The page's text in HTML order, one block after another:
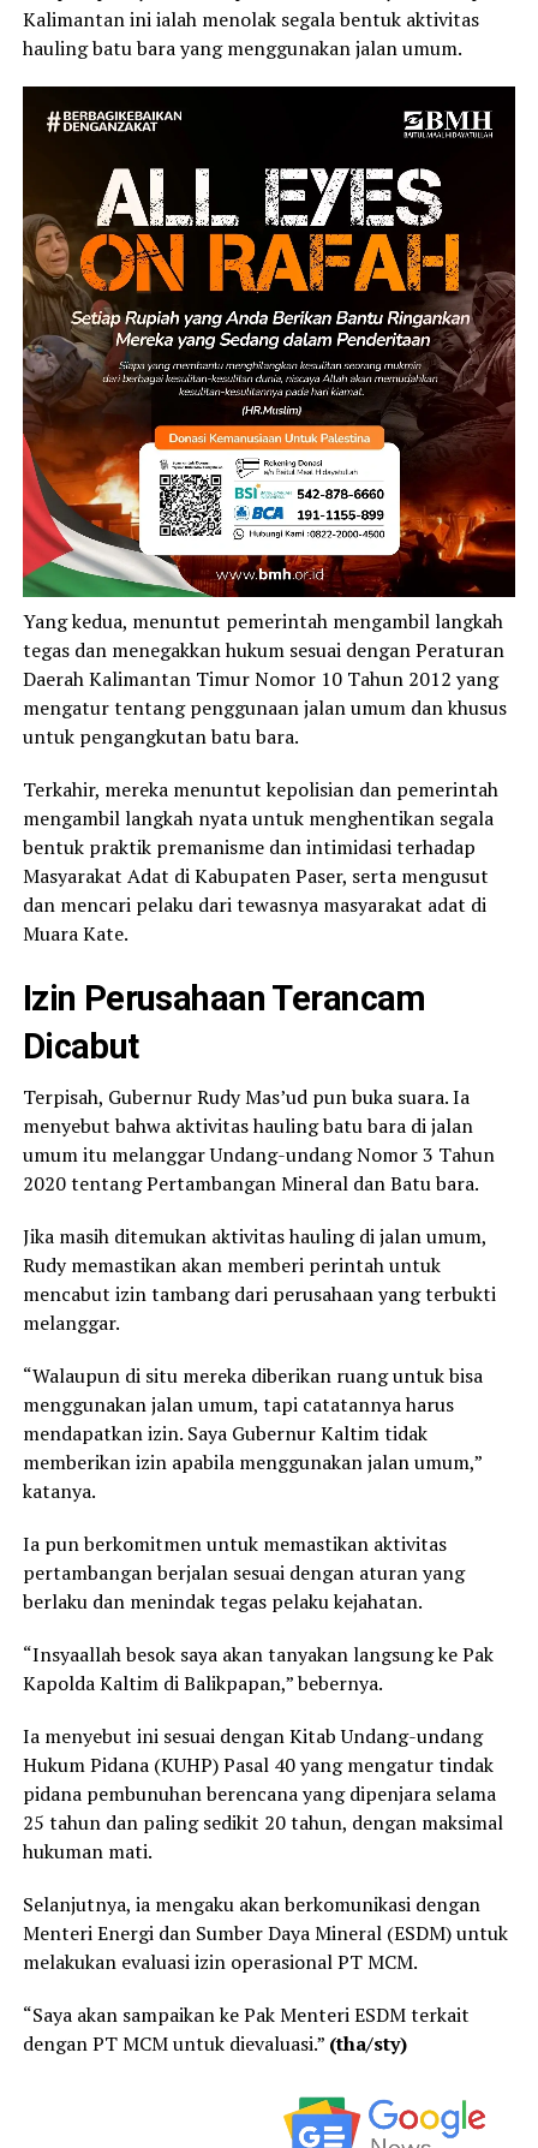
Kalimantan ini ialah menolak segala bentuk aktivitas
hauling batu bara yang menggunakan jalan umum.
Yang kedua, menuntut pemerintah mengambil langkah
tegas dan menegakkan hukum sesuai dengan Peraturan
Daerah Kalimantan Timur Nomor 10 Tahun 2012 yang
mengatur tentang penggunaan jalan umum dan khusus
untuk pengangkutan batu bara.
Terkahir, mereka menuntut kepolisian dan pemerintah
mengambil langkah nyata untuk menghentikan segala
bentuk praktik premanisme dan intimidasi terhadap
Masyarakat Adat di Kabupaten Paser, serta mengusut
dan mencari pelaku dari tewasnya masyarakat adat di
Muara Kate.
Izin Perusahaan Terancam
Dicabut
Terpisah, Gubernur Rudy Mas’ud pun buka suara. Ia
menyebut bahwa aktivitas hauling batu bara di jalan
umum itu melanggar Undang-undang Nomor 3 Tahun
2020 tentang Pertambangan Mineral dan Batu bara.
Jika masih ditemukan aktivitas hauling di jalan umum,
Rudy memastikan akan memberi perintah untuk
mencabut izin tambang dari perusahaan yang terbukti
melanggar.
“Walaupun di situ mereka diberikan ruang untuk bisa
menggunakan jalan umum, tapi catatannya harus
mendapatkan izin. Saya Gubernur Kaltim tidak
memberikan izin apabila menggunakan jalan umum,”
katanya.
Ia pun berkomitmen untuk memastikan aktivitas
pertambangan berjalan sesuai dengan aturan yang
berlaku dan menindak tegas pelaku kejahatan.
“Insyaallah besok saya akan tanyakan langsung ke Pak
Kapolda Kaltim di Balikpapan,” bebernya.
Ia menyebut ini sesuai dengan Kitab Undang-undang
Hukum Pidana (KUHP) Pasal 40 yang mengatur tindak
pidana pembunuhan berencana yang dipenjara selama
25 tahun dan paling sedikit 20 tahun, dengan maksimal
hukuman mati.
Selanjutnya, ia mengaku akan berkomunikasi dengan
Menteri Energi dan Sumber Daya Mineral (ESDM) untuk
melakukan evaluasi izin operasional PT MCM.
“Saya akan sampaikan ke Pak Menteri ESDM terkait
dengan PT MCM untuk dievaluasi.” (tha/sty)